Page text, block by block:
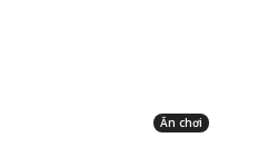
Ăn chơi